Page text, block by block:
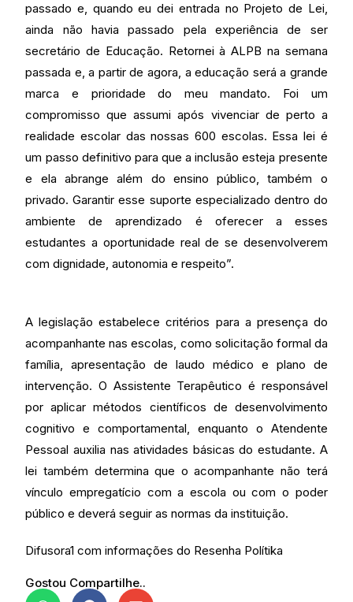
passado e, quando eu dei entrada no Projeto de Lei,
ainda não havia passado pela experiência de ser
secretário de Educação. Retornei à ALPB na semana
passada e, a partir de agora, a educação será a grande
marca e prioridade do meu mandato. Foi um
compromisso que assumi após vivenciar de perto a
realidade escolar das nossas 600 escolas. Essa lei é
um passo definitivo para que a inclusão esteja presente
e ela abrange além do ensino público, também o
privado. Garantir esse suporte especializado dentro do
ambiente de aprendizado é oferecer a esses
estudantes a oportunidade real de se desenvolverem
com dignidade, autonomia e respeito”.
A legislação estabelece critérios para a presença do
acompanhante nas escolas, como solicitação formal da
família, apresentação de laudo médico e plano de
intervenção. O Assistente Terapêutico é responsável
por aplicar métodos científicos de desenvolvimento
cognitivo e comportamental, enquanto o Atendente
Pessoal auxilia nas atividades básicas do estudante. A
lei também determina que o acompanhante não terá
vínculo empregatício com a escola ou com o poder
público e deverá seguir as normas da instituição.
Difusora1 com informações do Resenha Polítika
Gostou Compartilhe..